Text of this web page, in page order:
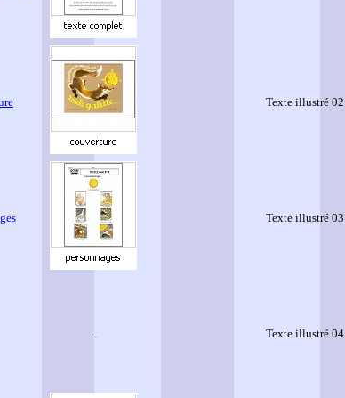
Texte illustré 02
Texte illustré 03
Texte illustré 04